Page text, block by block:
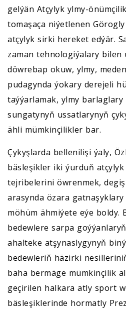
gelýän Atçylyk ylmy-
tomaşaça niýetlenen
atçylyk sirki hereket edýär.
zaman tehnologiýalary bilen
döwrebap okuw, ylmy,
pudagynda ýokary derejeli
taýýarlamak, ylmy
sungatynyň ussatlarynyň
ähli mümkinçilikler bar.
Çykyşlarda bellenilişi ýaly,
bäsleşikler iki ýurduň
tejribelerini öwrenmek,
arasynda özara
möhüm ähmiýete eýe boldy.
bedewlere sarpa
ahalteke atşynaslygynyň
bedewleriň häzirki
baha bermäge mümkinçilik
geçirilen halkara atly sport
bäsleşiklerinde hormatly